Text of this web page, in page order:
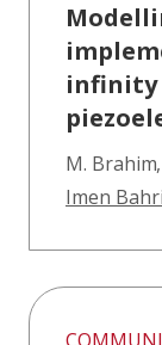
infinity
M. Brahim,
Imen Bahri